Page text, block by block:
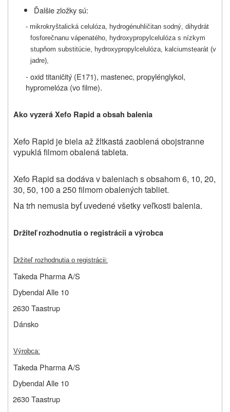
Ďalšie zložky sú:
- mikrokryštalická celulóza, hydrogénuhličitan sodný, dihydrát
fosforečnanu vápenatého, hydroxypropylcelulóza s nízkym
stupňom substitúcie, hydroxypropylcelulóza, kalciumstearát (v
jadre),
- oxid titaničitý (E171), mastenec, propylénglykol,
hypromelóza (vo filme).
Ako vyzerá Xefo Rapid a obsah balenia
Xefo Rapid je biela až žltkastá zaoblená obojstranne
vypuklá filmom obalená tableta.
Xefo Rapid sa dodáva v baleniach s obsahom 6, 10, 20,
30, 50, 100 a 250 filmom obalených tabliet.
Na trh nemusia byť uvedené všetky veľkosti balenia.
Držiteľ rozhodnutia o registrácii a výrobca
Držiteľ rozhodnutia o registrácii:
Takeda Pharma A/S
Dybendal Alle 10
2630 Taastrup
Dánsko
Výrobca:
Takeda Pharma A/S
Dybendal Alle 10
2630 Taastrup